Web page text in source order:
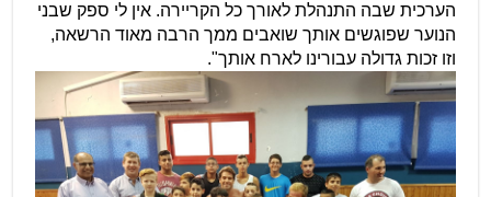
הערכית שבה התנהלת לאורך כל הקריירה. אין לי ספק שבני
הנוער שפוגשים אותך שואבים ממך הרבה מאוד הרשאה,
וזו זכות גדולה עבורינו לארח אותך".